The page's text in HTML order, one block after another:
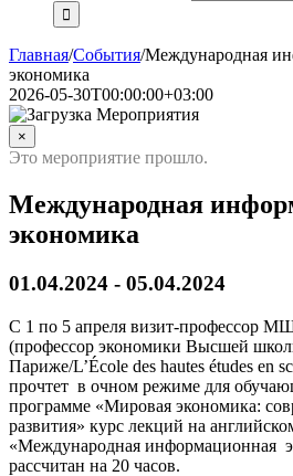
Главная/События/Международная
экономика
2026-05-30T00:00:00+03:00
×
Это мероприятие прошло.
Международная
экономика
01.04.2024 - 05.04.2024
С 1 по 5 апреля визит-профессор
(профессор экономики Высшей
Париже/L’École des hautes études en
прочтет в очном режиме для
программе «Мировая экономика:
развития» курс лекций на
«Международная информационная
рассчитан на 20 часов.